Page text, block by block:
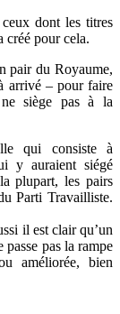
dont les titres
créé pour cela.
pair du Royaume,
arrivé – pour faire
siège pas à la
qui consiste à
y auraient siégé
plupart, les pairs
Parti Travailliste.
il est clair qu’un
passe pas la rampe
améliorée, bien